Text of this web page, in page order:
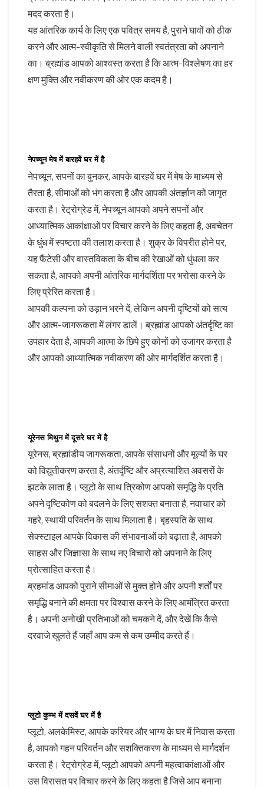
मदद करता है।
यह आंतरिक कार्य के लिए एक पवित्र समय है, पुराने घावों को ठीक
करने और आत्म-स्वीकृति से मिलने वाली स्वतंत्रता को अपनाने
का। ब्रह्मांड आपको आश्वस्त करता है कि आत्म-विश्लेषण का हर
क्षण मुक्ति और नवीकरण की ओर एक कदम है।
नेपच्यून मेष में बारहवें घर में है
नेपच्यून, सपनों का बुनकर, आपके बारहवें घर में मेष के माध्यम से
तैरता है, सीमाओं को भंग करता है और आपकी अंतर्ज्ञान को जागृत
करता है। रेट्रोग्रेड में, नेपच्यून आपको अपने सपनों और
आध्यात्मिक आकांक्षाओं पर विचार करने के लिए कहता है, अवचेतन
के धुंध में स्पष्टता की तलाश करता है। शुक्र के विपरीत होने पर,
यह फैंटेसी और वास्तविकता के बीच की रेखाओं को धुंधला कर
सकता है, आपको अपनी आंतरिक मार्गदर्शिता पर भरोसा करने के
लिए प्रेरित करता है।
आपकी कल्पना को उड़ान भरने दें, लेकिन अपनी दृष्टियों को सत्य
और आत्म-जागरूकता में लंगर डालें। ब्रह्मांड आपको अंतर्दृष्टि का
उपहार देता है, आपकी आत्मा के छिपे हुए कोनों को उजागर करता है
और आपको आध्यात्मिक नवीकरण की ओर मार्गदर्शित करता है।
यूरेनस मिथुन में दूसरे घर में है
यूरेनस, ब्रह्मांडीय जागरूकता, आपके संसाधनों और मूल्यों के घर
को विद्युतीकरण करता है, अंतर्दृष्टि और अप्रत्याशित अवसरों के
झटके लाता है। प्लूटो के साथ त्रिकोण आपको समृद्धि के प्रति
अपने दृष्टिकोण को बदलने के लिए सशक्त बनाता है, नवाचार को
गहरे, स्थायी परिवर्तन के साथ मिलाता है। बृहस्पति के साथ
सेक्स्टाइल आपके विकास की संभावनाओं को बढ़ाता है, आपको
साहस और जिज्ञासा के साथ नए विचारों को अपनाने के लिए
प्रोत्साहित करता है।
ब्रहमांड आपको पुराने सीमाओं से मुक्त होने और अपनी शर्तों पर
समृद्धि बनाने की क्षमता पर विश्वास करने के लिए आमंत्रित करता
है। अपनी अनोखी प्रतिभाओं को चमकने दें, और देखें कि कैसे
दरवाजे खुलते हैं जहाँ आप कम से कम उम्मीद करते हैं।
प्लूटो कुम्भ में दसवें घर में है
प्लूटो, अलकेमिस्ट, आपके करियर और भाग्य के घर में निवास करता
है, आपको गहन परिवर्तन और सशक्तिकरण के माध्यम से मार्गदर्शन
करता है। रेट्रोग्रेड में, प्लूटो आपको अपनी महत्वाकांक्षाओं और
उस विरासत पर विचार करने के लिए कहता है जिसे आप बनाना